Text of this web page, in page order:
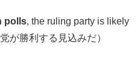
polls , the ruling party is likely
が勝利する見込みだ）